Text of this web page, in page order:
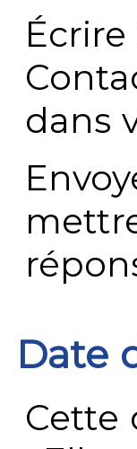
dans
Date
Cette